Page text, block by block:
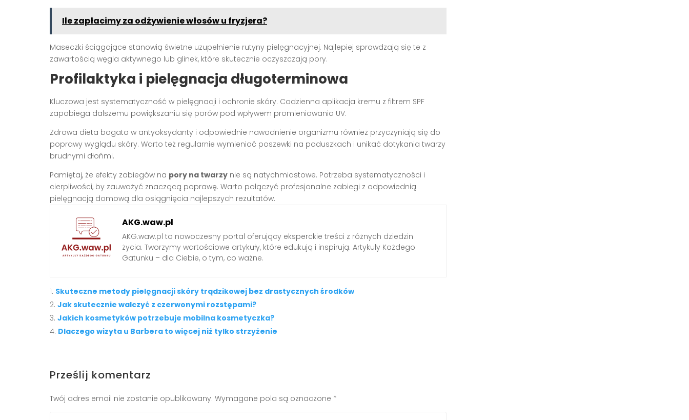
Ile zapłacimy za odżywienie włosów u fryzjera?
Maseczki ściągające stanowią świetne uzupełnienie rutyny pielęgnacyjnej. Najlepiej sprawdzają się te z
zawartością węgla aktywnego lub glinek, które skutecznie oczyszczają pory.
Profilaktyka i pielęgnacja długoterminowa
Kluczowa jest systematyczność w pielęgnacji i ochronie skóry. Codzienna aplikacja kremu z filtrem SPF
zapobiega dalszemu powiększaniu się porów pod wpływem promieniowania UV.
Zdrowa dieta bogata w antyoksydanty i odpowiednie nawodnienie organizmu również przyczyniają się do
poprawy wyglądu skóry. Warto też regularnie wymieniać poszewki na poduszkach i unikać dotykania twarzy
brudnymi dłońmi.
Pamiętaj, że efekty zabiegów na pory na twarzy nie są natychmiastowe. Potrzeba systematyczności i
cierpliwości, by zauważyć znaczącą poprawę. Warto połączyć profesjonalne zabiegi z odpowiednią
pielęgnacją domową dla osiągnięcia najlepszych rezultatów.
AKG.waw.pl
AKG.waw.pl to nowoczesny portal oferujący eksperckie treści z różnych dziedzin
życia. Tworzymy wartościowe artykuły, które edukują i inspirują. Artykuły Każdego
Gatunku – dla Ciebie, o tym, co ważne.
Skuteczne metody pielęgnacji skóry trądzikowej bez drastycznych środków
Jak skutecznie walczyć z czerwonymi rozstępami?
Jakich kosmetyków potrzebuje mobilna kosmetyczka?
Dlaczego wizyta u Barbera to więcej niż tylko strzyżenie
Prześlij komentarz
Twój adres email nie zostanie opublikowany. Wymagane pola są oznaczone *